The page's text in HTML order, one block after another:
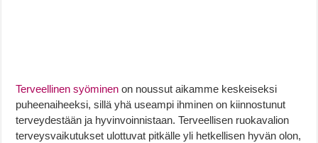
Terveellinen syöminen on noussut aikamme keskeiseksi
puheenaiheeksi, sillä yhä useampi ihminen on kiinnostunut
terveydestään ja hyvinvoinnistaan. Terveellisen ruokavalion
terveysvaikutukset ulottuvat pitkälle yli hetkellisen hyvän olon,